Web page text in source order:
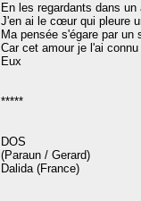
En les regardants dans un
J'en ai le cœur qui pleure
Ma pensée s'égare par un
Car cet amour je l'ai
Eux
*****
DOS
(Paraun / Gerard)
Dalida (France)